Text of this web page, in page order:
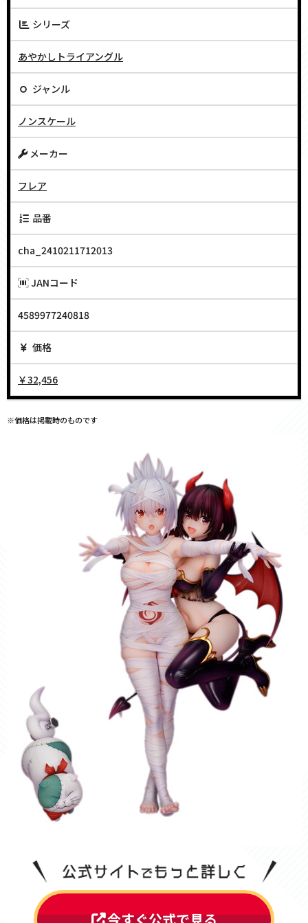
シリーズ
あやかしトライアングル
ジャンル
ノンスケール
メーカー
フレア
品番
cha_2410211712013
JANコード
4589977240818
価格
￥32,456
※価格は掲載時のものです